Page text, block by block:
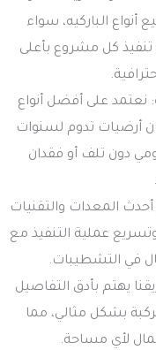
الباركيه، سواء
تنفيذ كل مشروع بأعلى
: نعتمد على أفضل أنواع
أرضيات تدوم لسنوات
دون تلف أو فقدان
المعدات والتقنيات
عملية التنفيذ مع
في التشطيبات.
يهتم بأدق التفاصيل
بشكل مثالي، مما
لأي مساحة.